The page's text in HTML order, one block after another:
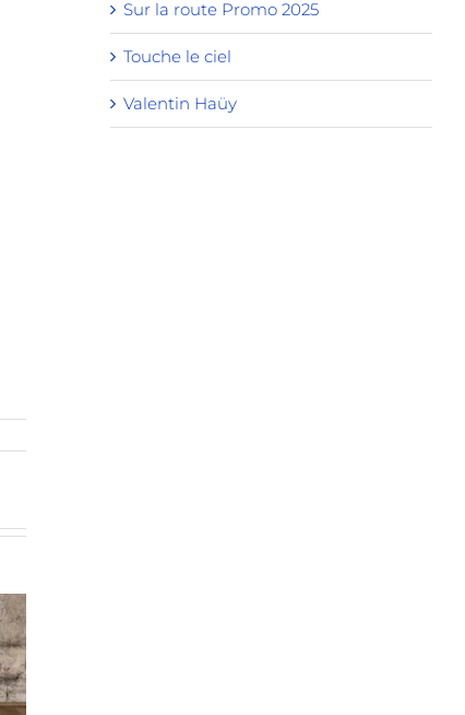
Sur la route Promo 2025
Touche le ciel
Valentin Haüy